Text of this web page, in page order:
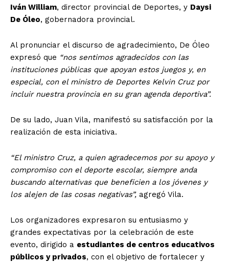
Iván William, director provincial de Deportes, y Daysi
De Óleo, gobernadora provincial.
Al pronunciar el discurso de agradecimiento, De Óleo
expresó que “nos sentimos agradecidos con las
instituciones públicas que apoyan estos juegos y, en
especial, con el ministro de Deportes Kelvin Cruz por
incluir nuestra provincia en su gran agenda deportiva”.
De su lado, Juan Vila, manifestó su satisfacción por la
realización de esta iniciativa.
“El ministro Cruz, a quien agradecemos por su apoyo y
compromiso con el deporte escolar, siempre anda
buscando alternativas que beneficien a los jóvenes y
los alejen de las cosas negativas”, agregó Vila.
Los organizadores expresaron su entusiasmo y
grandes expectativas por la celebración de este
evento, dirigido a estudiantes de centros educativos
públicos y privados, con el objetivo de fortalecer y